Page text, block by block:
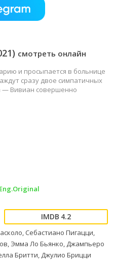
смотреть онлайн
и просыпается в больнице
сразу двое симпатичных
— Вивиан совершенно
4.2
Себастиано Пигацци,
Эмма Ло Бьянко, Джампьеро
Бритти, Джулио Брицци